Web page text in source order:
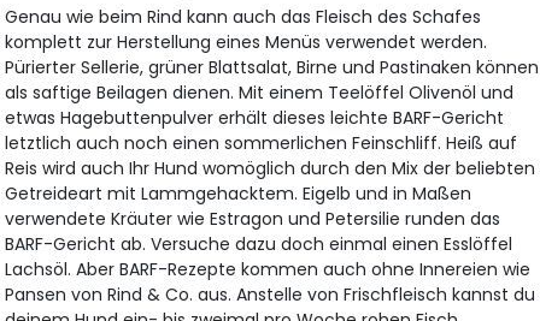
Genau wie beim Rind kann auch das Fleisch des Schafes
komplett zur Herstellung eines Menüs verwendet werden.
Pürierter Sellerie, grüner Blattsalat, Birne und Pastinaken können
als saftige Beilagen dienen. Mit einem Teelöffel Olivenöl und
etwas Hagebuttenpulver erhält dieses leichte BARF-Gericht
letztlich auch noch einen sommerlichen Feinschliff. Heiß auf
Reis wird auch Ihr Hund womöglich durch den Mix der beliebten
Getreideart mit Lammgehacktem. Eigelb und in Maßen
verwendete Kräuter wie Estragon und Petersilie runden das
BARF-Gericht ab. Versuche dazu doch einmal einen Esslöffel
Lachsöl. Aber BARF-Rezepte kommen auch ohne Innereien wie
Pansen von Rind & Co. aus. Anstelle von Frischfleisch kannst du